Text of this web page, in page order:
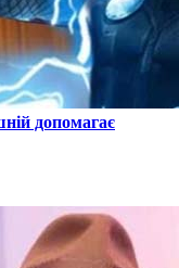
допомагає